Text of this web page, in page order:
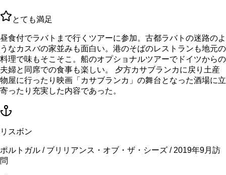
とても満足
昼食付でラバトまで行くツアーに参加。古都ラバトの迷路のよ
うなカスバの家並みも面白い。港のそばのレストランも地元の
料理で味もそこそこ。船のオプショナルツアーでドイツからの
夫婦と同席での食事も楽しい。 夕方カサブランカに戻り土産
物屋に行ったり映画「カサブランカ」の舞台となった酒場に立
寄ったり充実した内容であった。
リスボン
ポルトガル / ブリリアンス・オブ・ザ・シーズ / 2019年9月訪
問